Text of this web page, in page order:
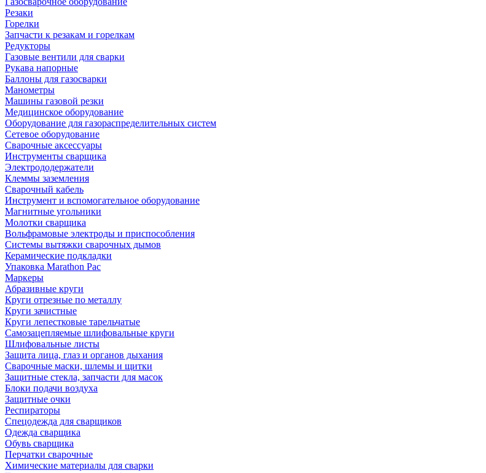
Резаки
Горелки
Запчасти к резакам и горелкам
Редукторы
Газовые вентили для сварки
Рукава напорные
Баллоны для газосварки
Манометры
Машины газовой резки
Медицинское оборудование
Оборудование для газораспределительных систем
Сетевое оборудование
Сварочные аксессуары
Инструменты сварщика
Электрододержатели
Клеммы заземления
Сварочный кабель
Инструмент и вспомогательное оборудование
Магнитные угольники
Молотки сварщика
Вольфрамовые электроды и приспособления
Системы вытяжки сварочных дымов
Керамические подкладки
Упаковка Marathon Pac
Маркеры
Абразивные круги
Круги отрезные по металлу
Круги зачистные
Круги лепестковые тарельчатые
Самозацепляемые шлифовальные круги
Шлифовальные листы
Защита лица, глаз и органов дыхания
Сварочные маски, шлемы и щитки
Защитные стекла, запчасти для масок
Блоки подачи воздуха
Защитные очки
Респираторы
Спецодежда для сварщиков
Одежда сварщика
Обувь сварщика
Перчатки сварочные
Химические материалы для сварки